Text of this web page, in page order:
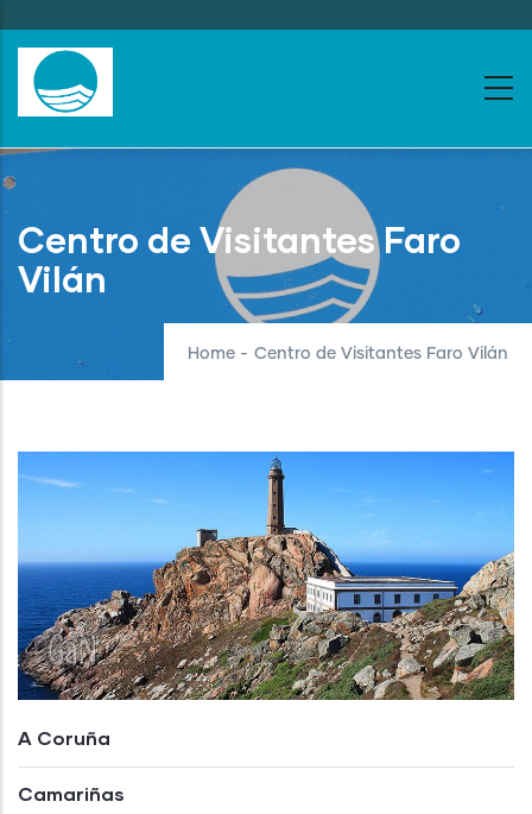
to
main
content
Centro de Visitantes Faro
Vilán
Home - Centro de Visitantes Faro Vilán
A Coruña
Camariñas